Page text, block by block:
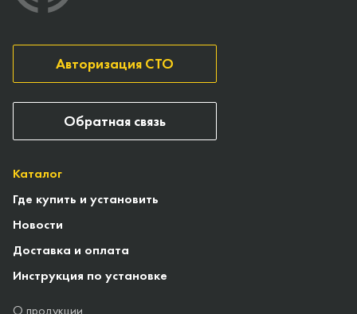
Каталог
Где купить и установить
Новости
Доставка и оплата
Инструкция по установке
О продукции
Авторизация СТО
Обратная связь